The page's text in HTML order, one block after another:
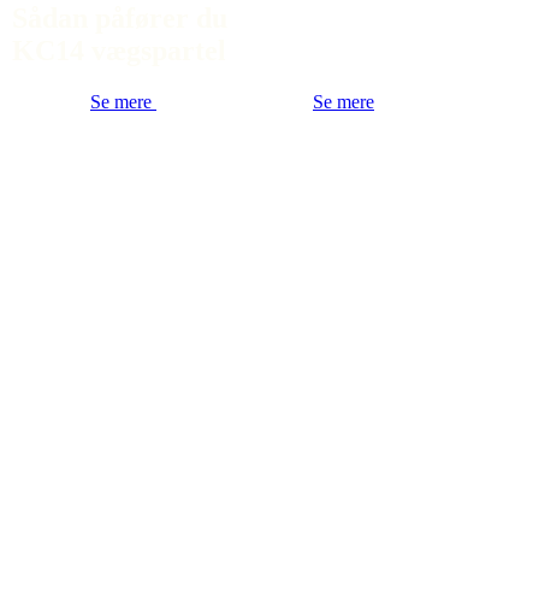
Se mere Se mere